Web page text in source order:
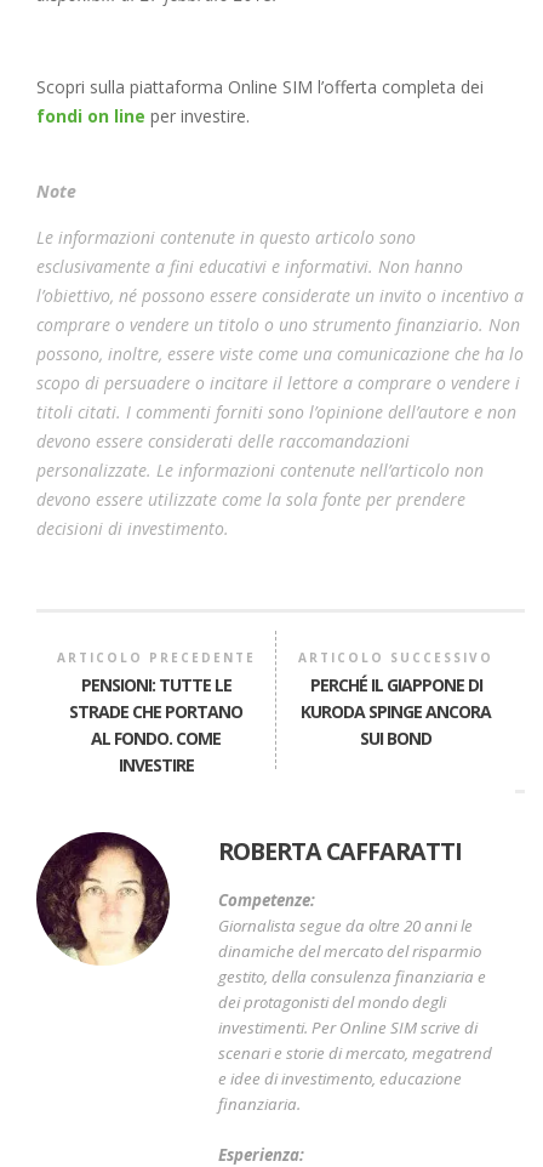
Scopri sulla piattaforma Online SIM l’offerta completa dei
fondi on line per investire.
Note
Le informazioni contenute in questo articolo sono
esclusivamente a fini educativi e informativi. Non hanno
l’obiettivo, né possono essere considerate un invito o incentivo a
comprare o vendere un titolo o uno strumento finanziario. Non
possono, inoltre, essere viste come una comunicazione che ha lo
scopo di persuadere o incitare il lettore a comprare o vendere i
titoli citati. I commenti forniti sono l’opinione dell’autore e non
devono essere considerati delle raccomandazioni
personalizzate. Le informazioni contenute nell’articolo non
devono essere utilizzate come la sola fonte per prendere
decisioni di investimento.
ARTICOLO PRECEDENTE
PENSIONI: TUTTE LE
STRADE CHE PORTANO
AL FONDO. COME
INVESTIRE
ARTICOLO SUCCESSIVO
PERCHÉ IL GIAPPONE DI
KURODA SPINGE ANCORA
SUI BOND
ROBERTA CAFFARATTI
Competenze:
Giornalista segue da oltre 20 anni le
dinamiche del mercato del risparmio
gestito, della consulenza finanziaria e
dei protagonisti del mondo degli
investimenti. Per Online SIM scrive di
scenari e storie di mercato, megatrend
e idee di investimento, educazione
finanziaria.
Esperienza: